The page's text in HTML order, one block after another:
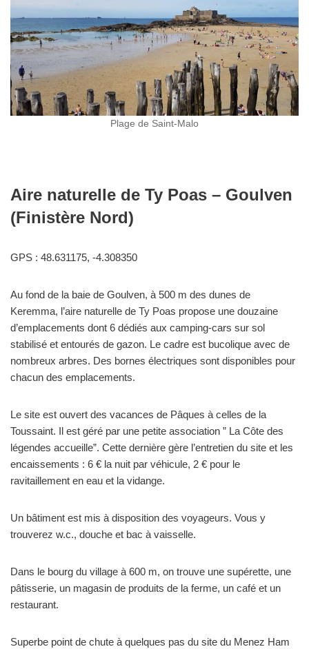
Plage de Saint-Malo
Aire naturelle de Ty Poas – Goulven
(Finistère Nord)
GPS : 48.631175, -4.308350
Au fond de la baie de Goulven, à 500 m des dunes de
Keremma, l’aire naturelle de Ty Poas propose une douzaine
d’emplacements dont 6 dédiés aux camping-cars sur sol
stabilisé et entourés de gazon. Le cadre est bucolique avec de
nombreux arbres. Des bornes électriques sont disponibles pour
chacun des emplacements.
Le site est ouvert des vacances de Pâques à celles de la
Toussaint. Il est géré par une petite association ” La Côte des
légendes accueille”. Cette dernière gère l’entretien du site et les
encaissements : 6 € la nuit par véhicule, 2 € pour le
ravitaillement en eau et la vidange.
Un bâtiment est mis à disposition des voyageurs. Vous y
trouverez w.c., douche et bac à vaisselle.
Dans le bourg du village à 600 m, on trouve une supérette, une
pâtisserie, un magasin de produits de la ferme, un café et un
restaurant.
Superbe point de chute à quelques pas du site du Menez Ham